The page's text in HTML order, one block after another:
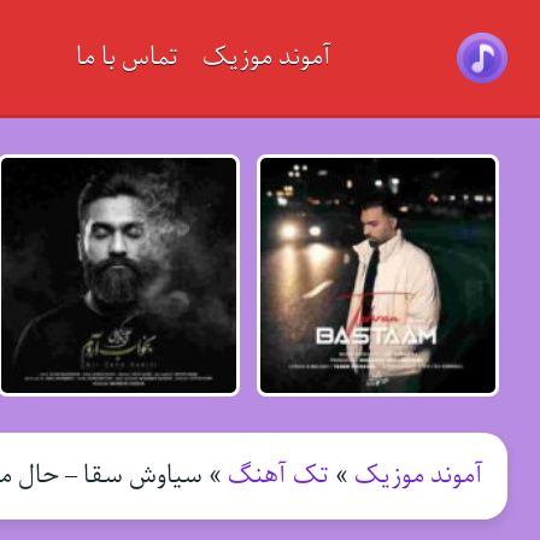
آموند موزیک تماس با ما
آموند موزیک » تک آهنگ » سیاوش سقا – حال